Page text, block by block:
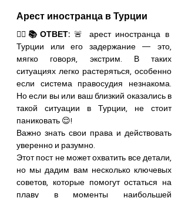
Арест иностранца в Турции
✍🏽📚ОТВЕТ: 🚨 арест иностранца в
Турции или его задержание — это,
мягко говоря, экстрим. В таких
ситуациях легко растеряться, особенно
если система правосудия незнакома.
Но если вы или ваш близкий оказались в
такой ситуации в Турции, не стоит
паниковать 😌!
Важно знать свои права и действовать
уверенно и разумно.
Этот пост не может охватить все детали,
но мы дадим вам несколько ключевых
советов, которые помогут остаться на
плаву в моменты наибольшей